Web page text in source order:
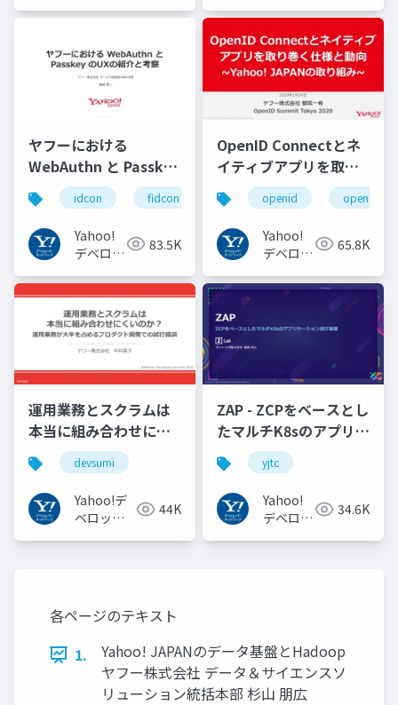
ネット
トワーク
ヤフーにおける
WebAuthn と Passkey
の UX の紹介と考察
#idcon #fidcon
idcon fidcon
Yahoo!
デベロッ
トワーク
83.5K
OpenID Connectとネ
イティブアプリを取り
巻く仕様と動向 Yahoo!
JAPANの取り組み
#openid
#openid_tokyo
openid
Yahoo!
デベロッ
トワーク
65.8K
運用業務とスクラムは
本当に組み合わせにく
いのか︖運用業務が大
半を占めるプロダクト
開発での試行錯誤
devsumi
Yahoo!デ
ベロッパ
44K
ZAP - ZCPをベースとし
たマルチK8sのアプリケ
ーション実行基盤
#YJTC / YJTC21 B-3
yjtc
Yahoo!
デベロッ
34.6K
各ページのテキスト
1.
Yahoo! JAPANのデータ基盤とHadoop
ヤフー株式会社 データ＆サイエンスソ
リューション統括本部 杉山 朋広